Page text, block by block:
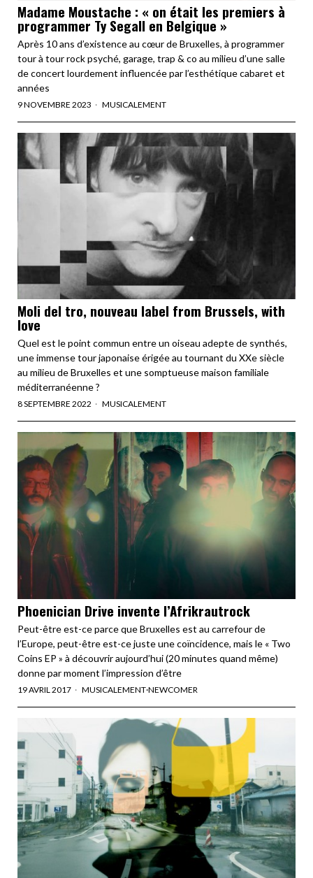
Madame Moustache : « on était les premiers à
programmer Ty Segall en Belgique »
Après 10 ans d’existence au cœur de Bruxelles, à programmer
tour à tour rock psyché, garage, trap & co au milieu d’une salle
de concert lourdement influencée par l’esthétique cabaret et
années
9 NOVEMBRE 2023 MUSICALEMENT
Moli del tro, nouveau label from Brussels, with
love
Quel est le point commun entre un oiseau adepte de synthés,
une immense tour japonaise érigée au tournant du XXe siècle
au milieu de Bruxelles et une somptueuse maison familiale
méditerranéenne ?
8 SEPTEMBRE 2022 MUSICALEMENT
Phoenician Drive invente l’Afrikrautrock
Peut-être est-ce parce que Bruxelles est au carrefour de
l’Europe, peut-être est-ce juste une coïncidence, mais le « Two
Coins EP » à découvrir aujourd’hui (20 minutes quand même)
donne par moment l’impression d’être
19 AVRIL 2017 MUSICALEMENT·NEWCOMER